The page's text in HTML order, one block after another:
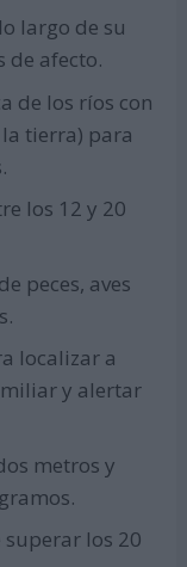
largo de su
de afecto.
de los ríos con
tierra) para
los 12 y 20
peces, aves
localizar a
y alertar
metros y
los 20